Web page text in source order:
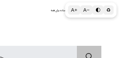
A+ A− 🌓 ♻ اطلاعات پزشکی و بهداشتی به زبان ساده برای همه